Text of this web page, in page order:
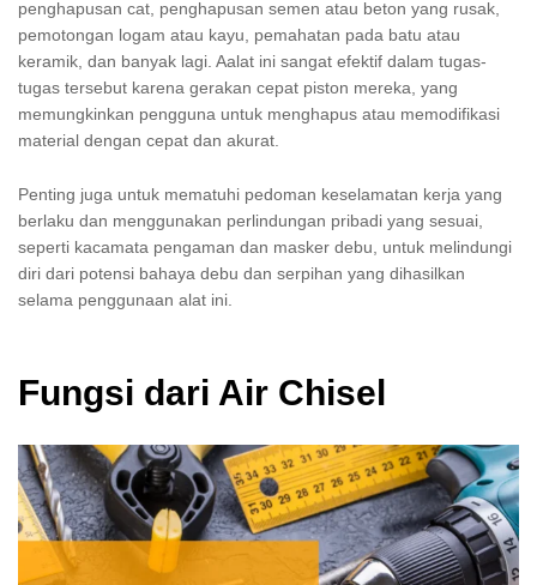
penghapusan cat, penghapusan semen atau beton yang rusak,
pemotongan logam atau kayu, pemahatan pada batu atau
keramik, dan banyak lagi. Aalat ini sangat efektif dalam tugas-
tugas tersebut karena gerakan cepat piston mereka, yang
memungkinkan pengguna untuk menghapus atau memodifikasi
material dengan cepat dan akurat.
Penting juga untuk mematuhi pedoman keselamatan kerja yang
berlaku dan menggunakan perlindungan pribadi yang sesuai,
seperti kacamata pengaman dan masker debu, untuk melindungi
diri dari potensi bahaya debu dan serpihan yang dihasilkan
selama penggunaan alat ini.
Fungsi dari Air Chisel